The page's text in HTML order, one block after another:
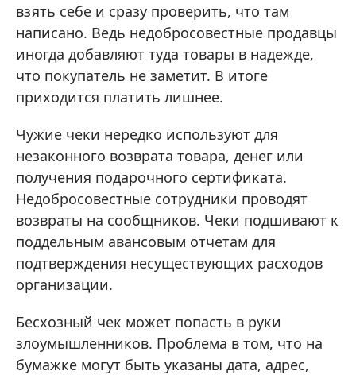
взять себе и сразу проверить, что там
написано. Ведь недобросовестные продавцы
иногда добавляют туда товары в надежде,
что покупатель не заметит. В итоге
приходится платить лишнее.
Чужие чеки нередко используют для
незаконного возврата товара, денег или
получения подарочного сертификата.
Недобросовестные сотрудники проводят
возвраты на сообщников. Чеки подшивают к
поддельным авансовым отчетам для
подтверждения несуществующих расходов
организации.
Бесхозный чек может попасть в руки
злоумышленников. Проблема в том, что на
бумажке могут быть указаны дата, адрес,